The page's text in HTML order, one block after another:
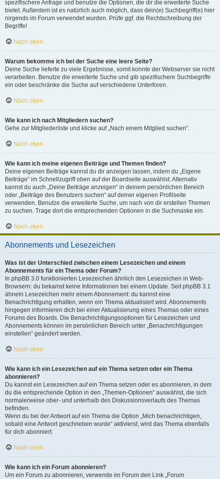
spezifischere Anfrage und benutze die Optionen, die dir die erweiterte Suche
bietet. Außerdem ist es natürlich auch möglich, dass dein(e) Suchbegriff(e) hier
nirgends im Forum verwendet wurden. Prüfe ggf. die Rechtschreibung der
Begriffe!
Nach oben
Warum bekomme ich bei der Suche eine leere Seite?
Deine Suche lieferte zu viele Ergebnisse, somit konnte der Webserver sie nicht
verarbeiten. Benutze die erweiterte Suche und gib spezifischere Suchbegriffe
ein oder beschränke die Suche auf verschiedene Unterforen.
Nach oben
Wie kann ich nach Mitgliedern suchen?
Gehe zur Mitgliederliste und klicke auf „Nach einem Mitglied suchen“.
Nach oben
Wie kann ich meine eigenen Beiträge und Themen finden?
Deine eigenen Beiträge kannst du dir anzeigen lassen, indem du „Eigene
Beiträge“ im Schnellzugriff oben auf der Boardseite auswählst. Alternativ
kannst du auch „Deine Beiträge anzeigen“ in deinem persönlichen Bereich
oder „Beiträge des Benutzers suchen“ auf deiner eigenen Profilseite
verwenden. Benutze die erweiterte Suche, um nach von dir erstellen Themen
zu suchen. Trage dort die entsprechenden Optionen in die Suchmaske ein.
Nach oben
Abonnements und Lesezeichen
Was ist der Unterschied zwischen einem Lesezeichen und einem
Abonnements für ein Thema oder Forum?
In phpBB 3.0 funktionierten Lesezeichen ähnlich den Lesezeichen in Web-
Browsern: du bekamst keine Informationen bei einem Update. Seit phpBB 3.1
ähneln Lesezeichen mehr einem Abonnement: du kannst eine
Benachrichtigung erhalten, wenn ein Thema aktualisiert wird. Abonnements
hingegen informieren dich bei einer Aktualisierung eines Themas oder eines
Forums des Boards. Die Benachrichtigungsoptionen für Lesezeichen und
Abonnements können im persönlichen Bereich unter „Benachrichtigungen
einstellen“ geändert werden.
Nach oben
Wie kann ich ein Lesezeichen auf ein Thema setzen oder ein Thema
abonnieren?
Du kannst ein Lesezeichen auf ein Thema setzen oder es abonnieren, in dem
du die entsprechende Option in den „Themen-Optionen“ auswählst, die sich
normalerweise ober- und unterhalb des Diskussionsverlaufs des Themas
befinden.
Wenn du bei der Antwort auf ein Thema die Option „Mich benachrichtigen,
sobald eine Antwort geschrieben wurde“ aktivierst, wird das Thema ebenfalls
für dich abonniert.
Nach oben
Wie kann ich ein Forum abonnieren?
Um ein Forum zu abonnieren, verwende im Forum den Link „Forum